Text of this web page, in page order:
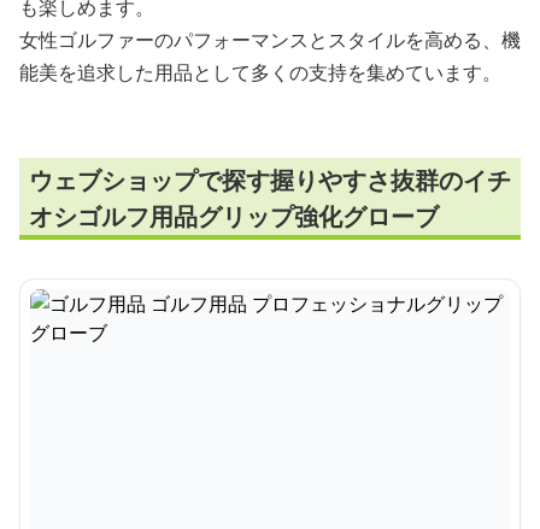
も楽しめます。
女性ゴルファーのパフォーマンスとスタイルを高める、機
能美を追求した用品として多くの支持を集めています。
ウェブショップで探す握りやすさ抜群のイチ
オシゴルフ用品グリップ強化グローブ